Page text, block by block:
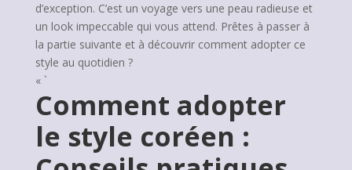
d’exception. C’est un voyage vers une peau radieuse et
un look impeccable qui vous attend. Prêtes à passer à
la partie suivante et à découvrir comment adopter ce
style au quotidien ?
« `
Comment adopter
le style coréen :